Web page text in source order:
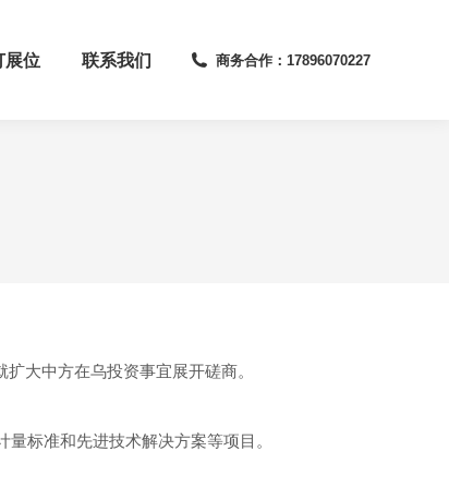
展位 联系我们 商务合作：17896070227
大中方在乌投资事宜展开磋商。
标准和先进技术解决方案等项目。